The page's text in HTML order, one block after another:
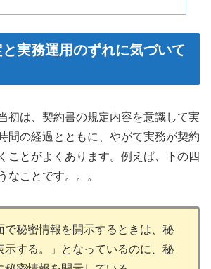
実務運用のずれに気づいて
初は、契約書の規定内容を意識して実
間の経過とともに、やがて実務が契約
ことがよくあります。例えば、下の四
なことです。。。
で秘密情報を開示するときは、秘
示する。」となっているのに、秘